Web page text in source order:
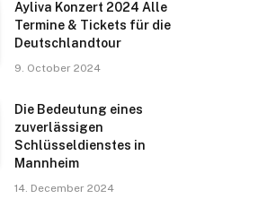
Ayliva Konzert 2024 Alle
Termine & Tickets für die
Deutschlandtour
9. October 2024
Die Bedeutung eines
zuverlässigen
Schlüsseldienstes in
Mannheim
14. December 2024